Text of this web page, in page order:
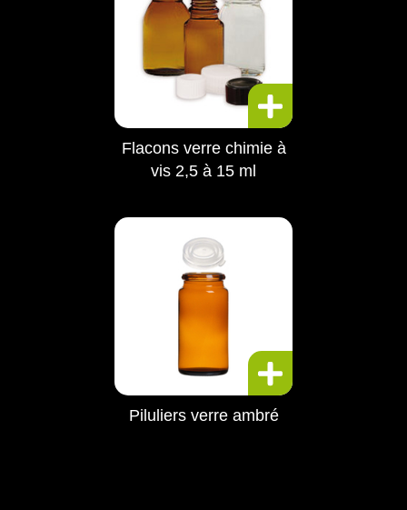
Flacons verre chimie à
vis 2,5 à 15 ml
Piluliers verre ambré